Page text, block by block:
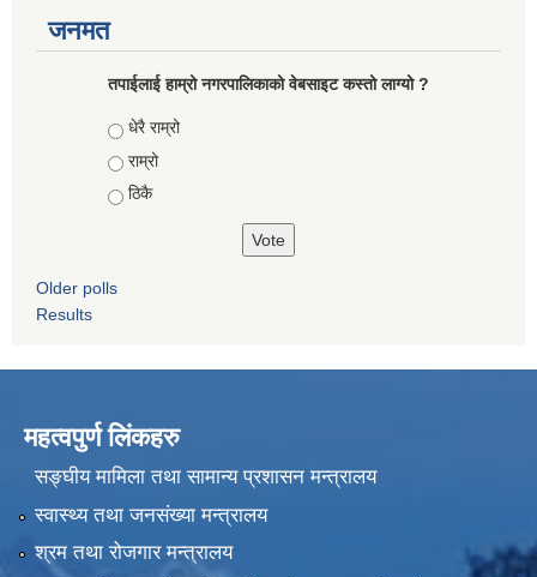
जनमत
तपाईलाई हाम्रो नगरपालिकाको वेबसाइट कस्तो लाग्यो ?
Choices
धेरै राम्रो
राम्रो
ठिकै
Older polls
Results
महत्वपुर्ण लिंकहरु
सङ्घीय मामिला तथा सामान्य प्रशासन मन्त्रालय
स्वास्थ्य तथा जनसंख्या मन्त्रालय
श्रम तथा रोजगार मन्त्रालय